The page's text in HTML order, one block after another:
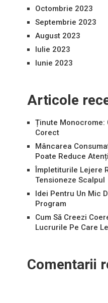
Octombrie 2023
Septembrie 2023
August 2023
Iulie 2023
Iunie 2023
Articole
Ținute Monocrome:
Corect
Mâncarea
Poate Reduce
Împletiturile Lejere
Tensioneze Scalpul
Idei Pentru Un Mic
Program
Cum Să Creezi
Lucrurile Pe Care
Comentarii